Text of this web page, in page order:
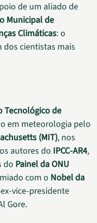
de um aliado de
Municipal de
Climáticas: o
dos cientistas mais
Tecnológico de
em meteorologia pelo
(MIT), nos
autores do IPCC-AR4,
do Painel da ONU
com o Nobel da
vice-presidente
Gore.